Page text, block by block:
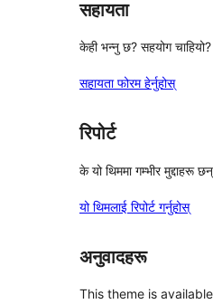
सहायता
केही भन्नु छ? सहयोग चाहियो?
सहायता फोरम हेर्नुहोस्
रिपोर्ट
के यो थिममा गम्भीर मुद्दाहरू
यो थिमलाई रिपोर्ट गर्नुहोस्
अनुवादहरू
This theme is